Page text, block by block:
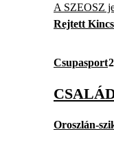
A SZEOSZ
Rejtett
Csupasport
Oroszlán-